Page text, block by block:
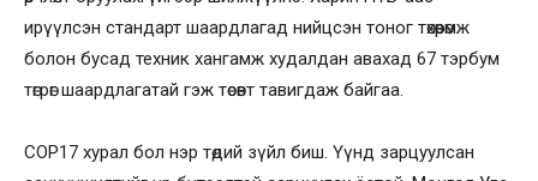
ирүүлсэн стандарт шаардлагад нийцсэн тоног төхөөрөмж
болон бусад техник хангамж худалдан авахад 67 тэрбум
төгрөг шаардлагатай гэж төсөвт тавигдаж байгаа.
COP17 хурал бол нэр төдий зүйл биш. Үүнд зарцуулсан